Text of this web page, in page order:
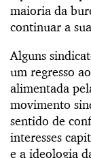
maioria da
continuar a
Alguns
um regresso
alimentada
movimento
sentido de
interesses
e a ideologia